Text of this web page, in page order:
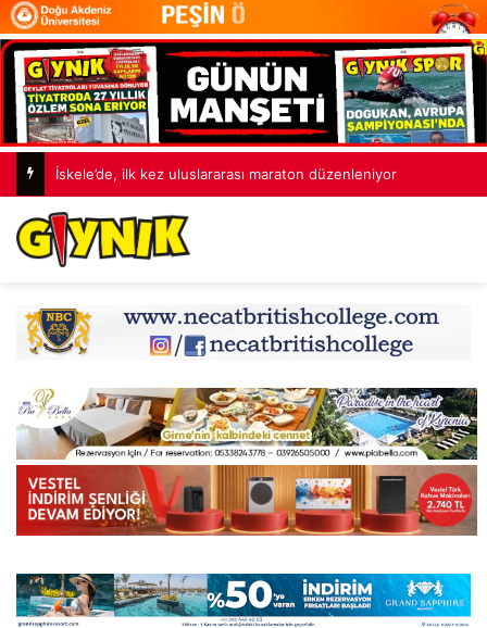
İskele’de, ilk kez uluslararası maraton düzenleniyor